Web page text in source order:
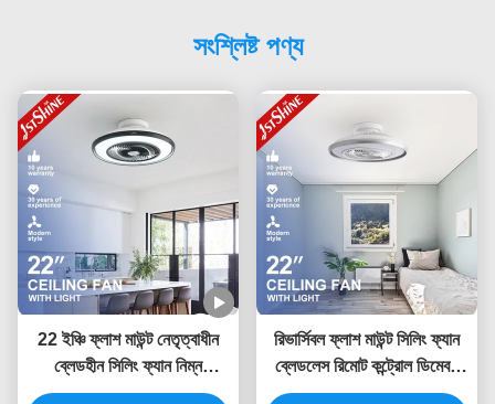
সংশ্লিষ্ট পণ্য
22 ইঞ্চি ফ্লাশ মাউন্ট নেতৃত্বাধীন
ব্লেডহীন সিলিং ফ্যান নিম্ন
প্রোফাইল ডিমিং আলো
রিভার্সিবল ফ্লাশ মাউন্ট সিলিং ফ্যান
ব্লেডলেস রিমোট কন্ট্রোল ডিমেবল
লাইটের সাথে